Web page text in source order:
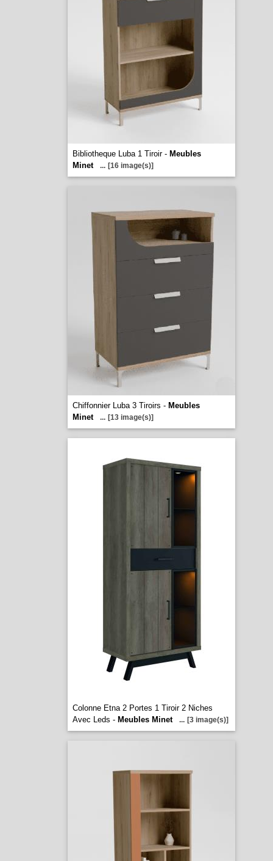
Bibliotheque Luba 1 Tiroir - Meubles
Minet
... [16 image(s)]
Chiffonnier Luba 3 Tiroirs - Meubles
Minet
... [13 image(s)]
Colonne Etna 2 Portes 1 Tiroir 2 Niches
Avec Leds - Meubles Minet ... [3 image(s)]